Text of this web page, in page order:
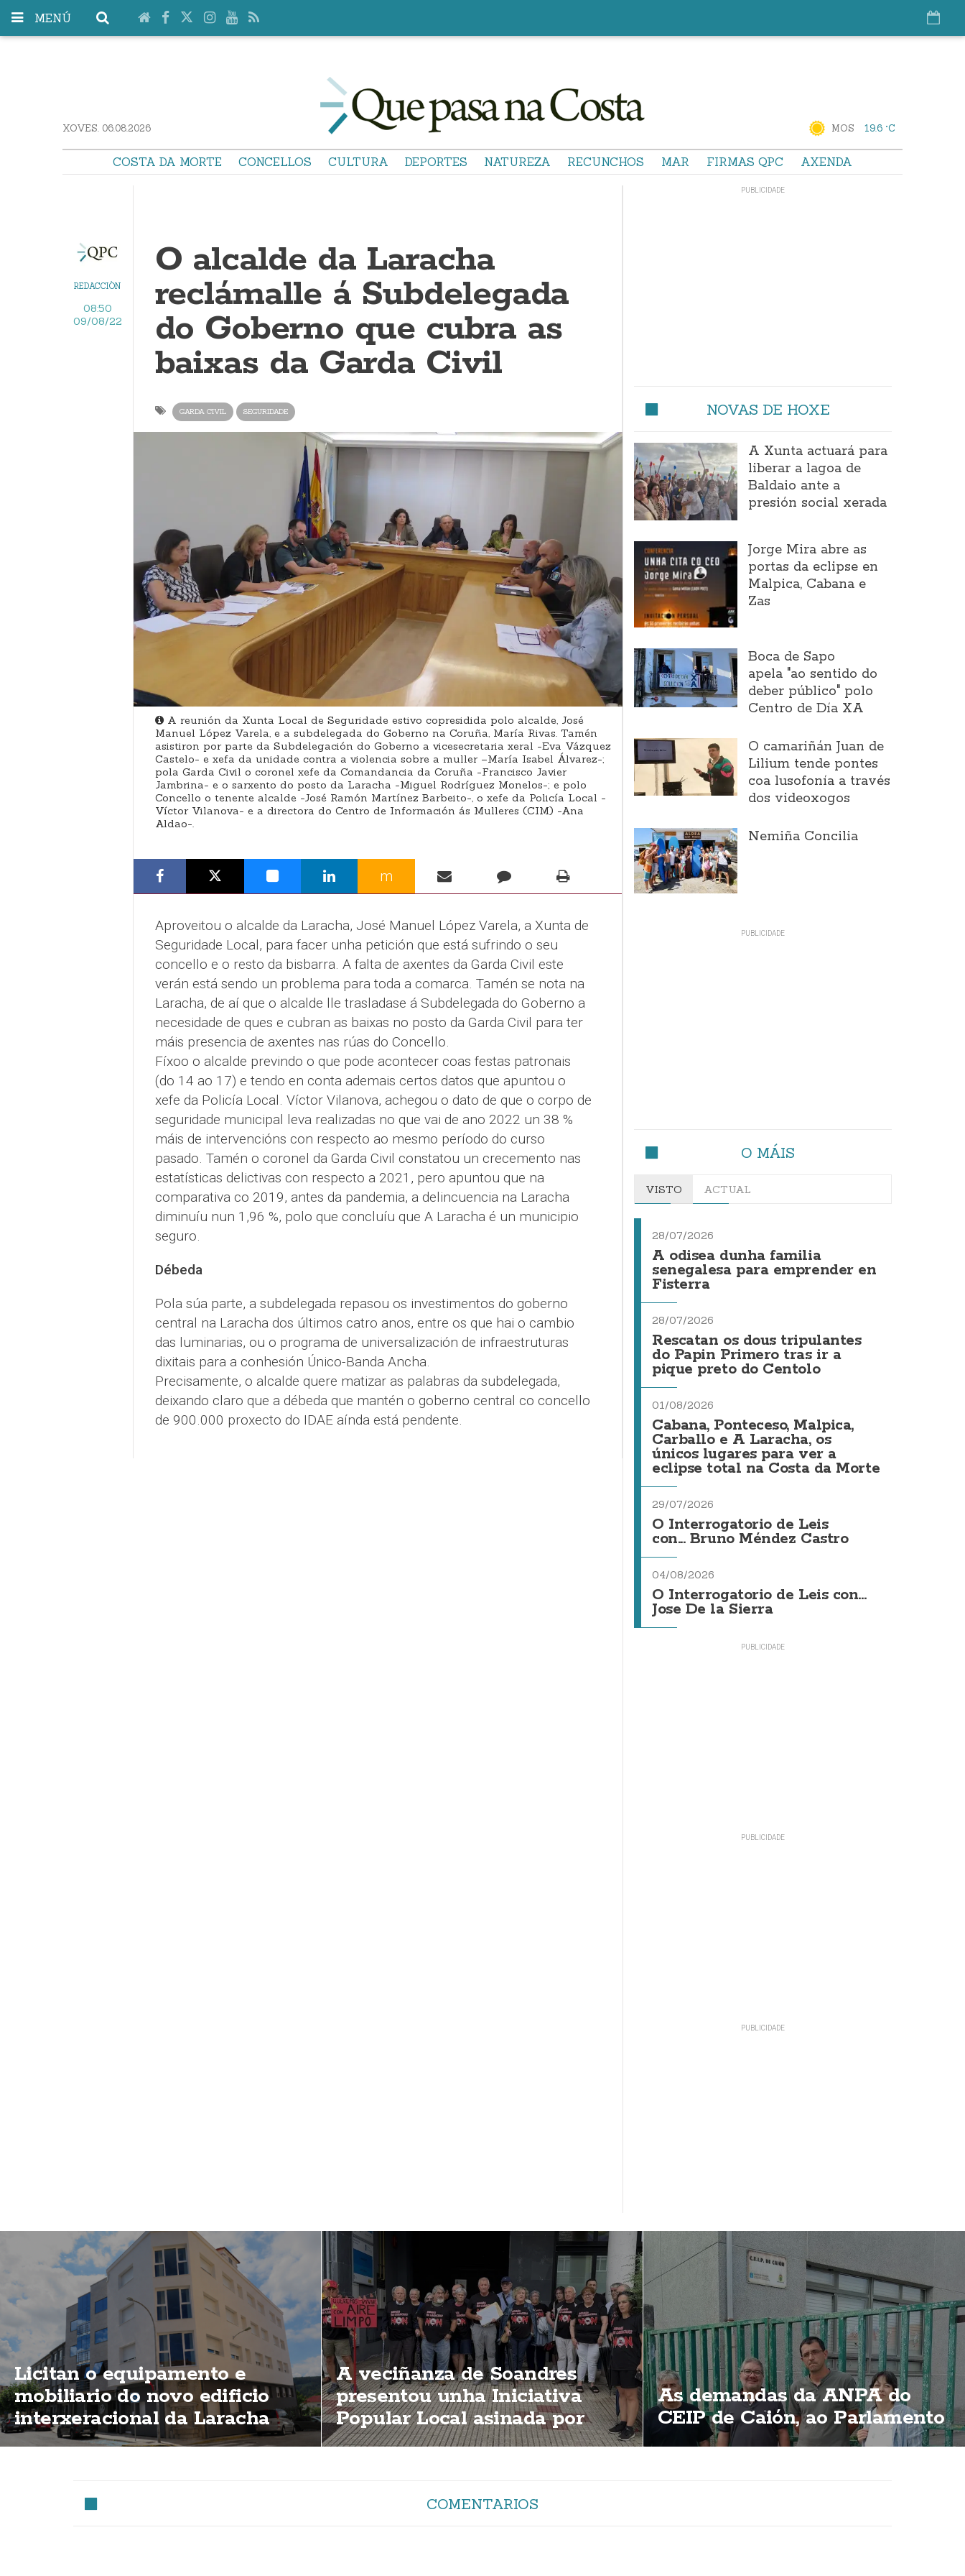
MENÚ
XOVES. 06.08.2026 MOS 19.6 °C
COSTA DA MORTE CONCELLOS CULTURA DEPORTES NATUREZA RECUNCHOS MAR FIRMAS QPC AXENDA
REDACCIÓN
08:50
09/08/22
O alcalde da Laracha
reclámalle á Subdelegada
do Goberno que cubra as
baixas da Garda Civil
GARDA CIVIL SEGURIDADE
A reunión da Xunta Local de Seguridade estivo copresidida polo alcalde, José
Manuel López Varela, e a subdelegada do Goberno na Coruña, María Rivas. Tamén
asistiron por parte da Subdelegación do Goberno a vicesecretaria xeral -Eva Vázquez
Castelo- e xefa da unidade contra a violencia sobre a muller –María Isabel Álvarez-;
pola Garda Civil o coronel xefe da Comandancia da Coruña -Francisco Javier
Jambrina- e o sarxento do posto da Laracha -Miguel Rodríguez Monelos-; e polo
Concello o tenente alcalde -José Ramón Martínez Barbeito-, o xefe da Policía Local -
Víctor Vilanova- e a directora do Centro de Información ás Mulleres (CIM) -Ana
Aldao-.
m
Aproveitou o alcalde da Laracha, José Manuel López Varela, a Xunta de
Seguridade Local, para facer unha petición que está sufrindo o seu
concello e o resto da bisbarra. A falta de axentes da Garda Civil este
verán está sendo un problema para toda a comarca. Tamén se nota na
Laracha, de aí que o alcalde lle trasladase á Subdelegada do Goberno a
necesidade de ques e cubran as baixas no posto da Garda Civil para ter
máis presencia de axentes nas rúas do Concello.
Fíxoo o alcalde previndo o que pode acontecer coas festas patronais
(do 14 ao 17) e tendo en conta ademais certos datos que apuntou o
xefe da Policía Local. Víctor Vilanova, achegou o dato de que o corpo de
seguridade municipal leva realizadas no que vai de ano 2022 un 38 %
máis de intervencións con respecto ao mesmo período do curso
pasado. Tamén o coronel da Garda Civil constatou un crecemento nas
estatísticas delictivas con respecto a 2021, pero apuntou que na
comparativa co 2019, antes da pandemia, a delincuencia na Laracha
diminuíu nun 1,96 %, polo que concluíu que A Laracha é un municipio
seguro.
Débeda
Pola súa parte, a subdelegada repasou os investimentos do goberno
central na Laracha dos últimos catro anos, entre os que hai o cambio
das luminarias, ou o programa de universalización de infraestruturas
dixitais para a conhesión Único-Banda Ancha.
Precisamente, o alcalde quere matizar as palabras da subdelegada,
deixando claro que a débeda que mantén o goberno central co concello
de 900.000 proxecto do IDAE aínda está pendente.
NOVAS DE HOXE
A Xunta actuará para
liberar a lagoa de
Baldaio ante a
presión social xerada
Jorge Mira abre as
portas da eclipse en
Malpica, Cabana e
Zas
Boca de Sapo
apela "ao sentido do
deber público" polo
Centro de Día XA
O camariñán Juan de
Lilium tende pontes
coa lusofonía a través
dos videoxogos
Nemiña Concilia
O MÁIS
VISTO ACTUAL
28/07/2026
A odisea dunha familia
senegalesa para emprender en
Fisterra
28/07/2026
Rescatan os dous tripulantes
do Papin Primero tras ir a
pique preto do Centolo
01/08/2026
Cabana, Ponteceso, Malpica,
Carballo e A Laracha, os
únicos lugares para ver a
eclipse total na Costa da Morte
29/07/2026
O Interrogatorio de Leis
con... Bruno Méndez Castro
04/08/2026
O Interrogatorio de Leis con...
Jose De la Sierra
Licitan o equipamento e
mobiliario do novo edificio
interxeracional da Laracha
A veciñanza de Soandres
presentou unha Iniciativa
Popular Local asinada por
2.000 persoas para que o
As demandas da ANPA do
CEIP de Caión, ao Parlamento
COMENTARIOS